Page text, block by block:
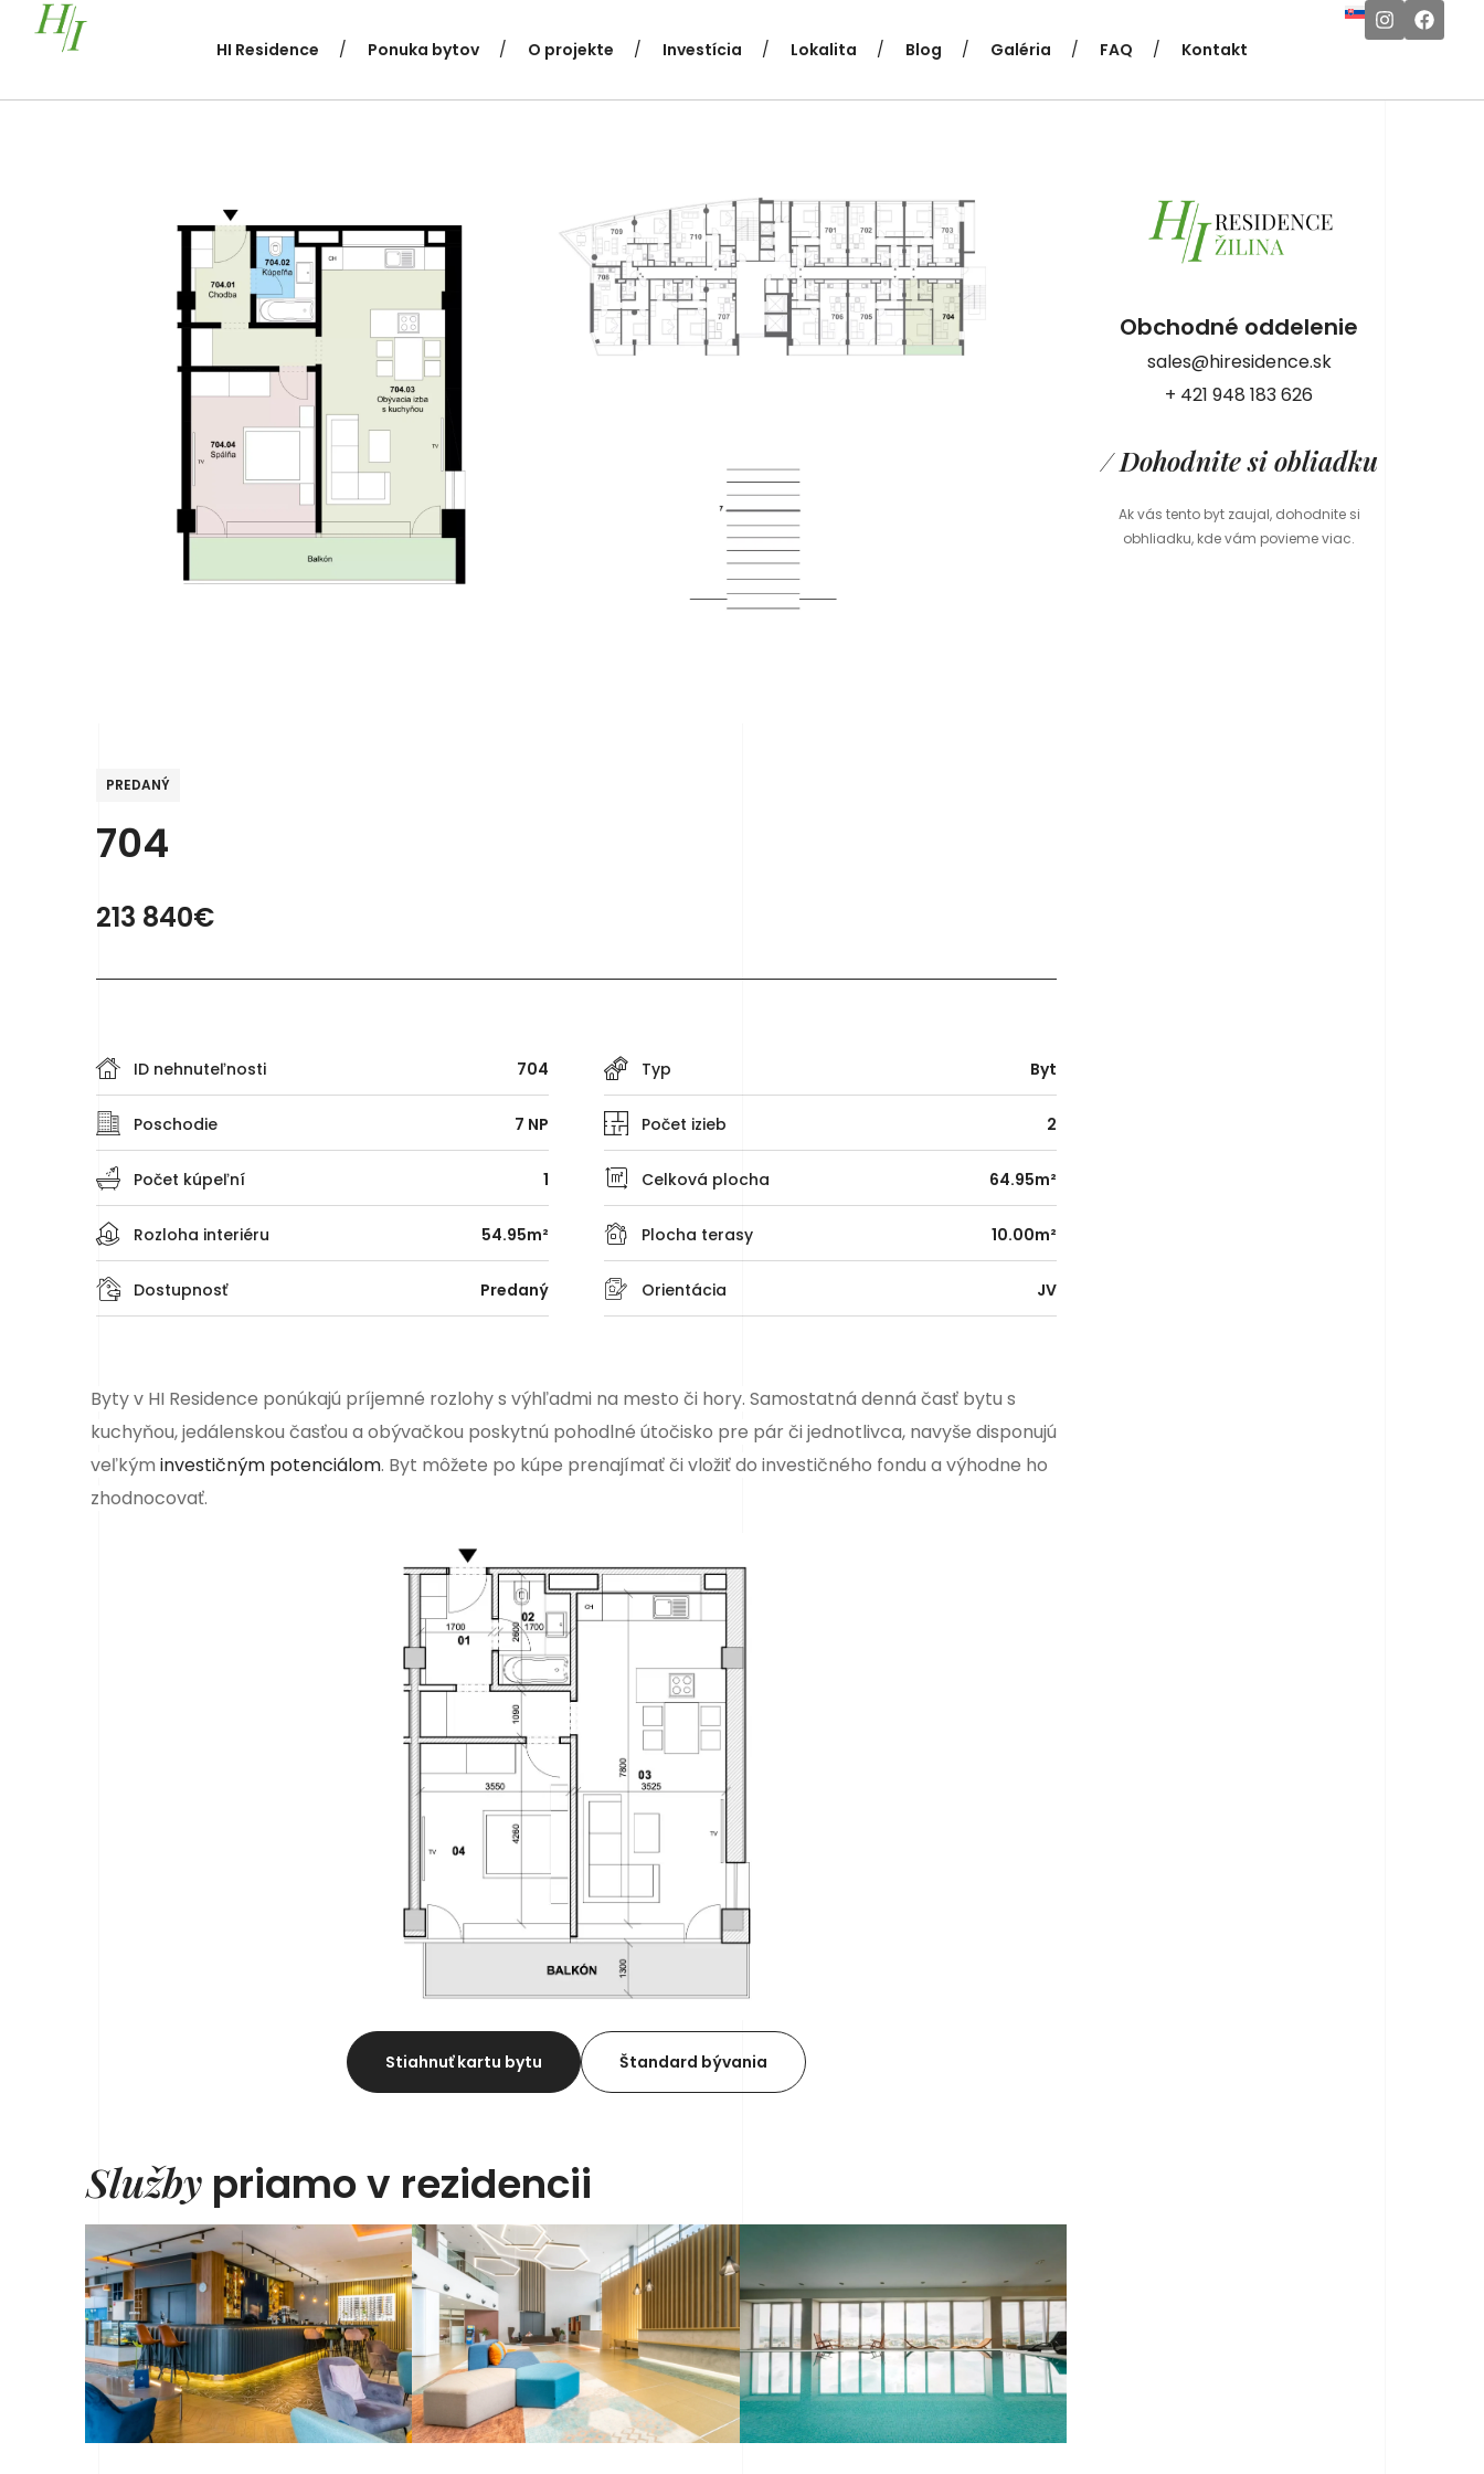
HI Residence Ponuka bytov O projekte Investícia Lokalita Blog Galéria FAQ Kontakt
PREDANÝ
704
213 840€
ID nehnuteľnosti 704
Rozloha interiéru 54.95m²
Poschodie 7 NP
Počet kúpeľní 1 Celková plocha 64.95m²
Počet izieb 2
Dostupnosť Predaný Orientácia JV
Typ Byt
Plocha terasy 10.00m²
Byty v HI Residence ponúkajú príjemné rozlohy s výhľadmi na mesto či hory. Samostatná denná časť bytu s
kuchyňou, jedálenskou časťou a obývačkou poskytnú pohodlné útočisko pre pár či jednotlivca, navyše disponujú
veľkým investičným potenciálom. Byt môžete po kúpe prenajímať či vložiť do investičného fondu a výhodne ho
zhodnocovať.
Stiahnuť kartu bytu Štandard bývania
Služby priamo v rezidencii
Obchodné oddelenie
sales@hiresidence.sk
+ 421 948 183 626
/ Dohodnite si obliadku
Ak vás tento byt zaujal, dohodnite si
obhliadku, kde vám povieme viac.